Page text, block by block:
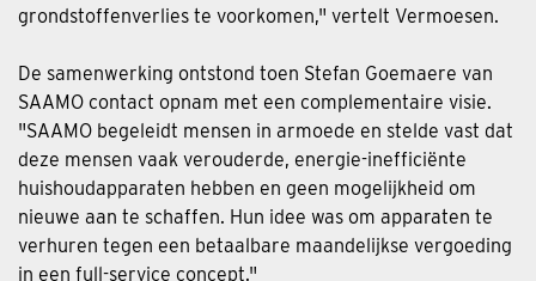
grondstoffenverlies te voorkomen," vertelt Vermoesen.
De samenwerking ontstond toen Stefan Goemaere van
SAAMO contact opnam met een complementaire visie.
"SAAMO begeleidt mensen in armoede en stelde vast dat
deze mensen vaak verouderde, energie-inefficiënte
huishoudapparaten hebben en geen mogelijkheid om
nieuwe aan te schaffen. Hun idee was om apparaten te
verhuren tegen een betaalbare maandelijkse vergoeding
in een full-service concept."